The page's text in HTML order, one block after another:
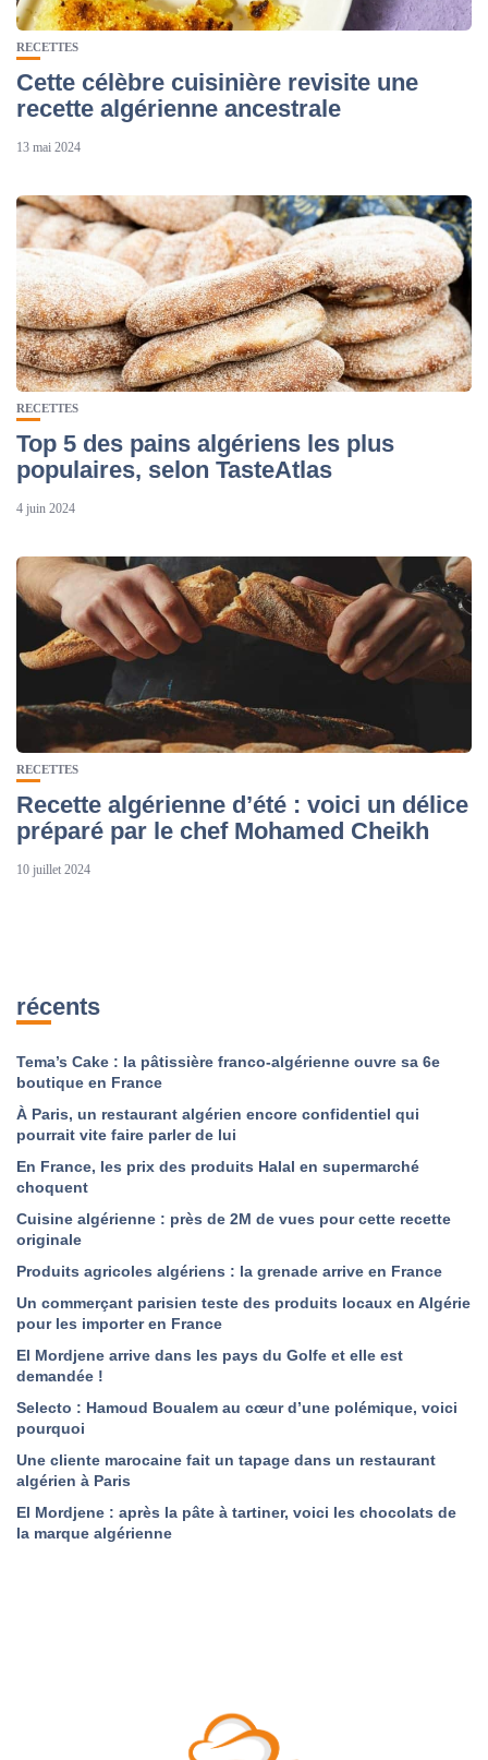
RECETTES
Cette célèbre cuisinière revisite une
recette algérienne ancestrale
13 mai 2024
RECETTES
Top 5 des pains algériens les plus
populaires, selon TasteAtlas
4 juin 2024
RECETTES
Recette algérienne d’été : voici un délice
préparé par le chef Mohamed Cheikh
10 juillet 2024
récents
Tema’s Cake : la pâtissière franco-algérienne ouvre sa 6e
boutique en France
À Paris, un restaurant algérien encore confidentiel qui
pourrait vite faire parler de lui
En France, les prix des produits Halal en supermarché
choquent
Cuisine algérienne : près de 2M de vues pour cette recette
originale
Produits agricoles algériens : la grenade arrive en France
Un commerçant parisien teste des produits locaux en Algérie
pour les importer en France
El Mordjene arrive dans les pays du Golfe et elle est
demandée !
Selecto : Hamoud Boualem au cœur d’une polémique, voici
pourquoi
Une cliente marocaine fait un tapage dans un restaurant
algérien à Paris
El Mordjene : après la pâte à tartiner, voici les chocolats de
la marque algérienne